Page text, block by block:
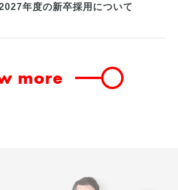
年度の新卒採用について
more